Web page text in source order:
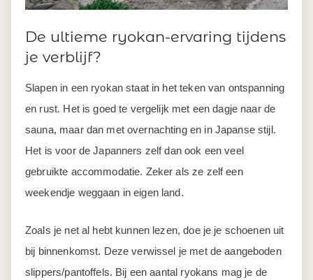
De ultieme ryokan-ervaring tijdens
je verblijf?
Slapen in een ryokan staat in het teken van ontspanning
en rust. Het is goed te vergelijk met een dagje naar de
sauna, maar dan met overnachting en in Japanse stijl.
Het is voor de Japanners zelf dan ook een veel
gebruikte accommodatie. Zeker als ze zelf een
weekendje weggaan in eigen land.
Zoals je net al hebt kunnen lezen, doe je je schoenen uit
bij binnenkomst. Deze verwissel je met de aangeboden
slippers/pantoffels. Bij een aantal ryokans mag je de